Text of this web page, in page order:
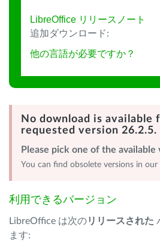
LibreOffice リリースノート
追加ダウンロード:
他の言語が必要ですか？
No download is available
requested version 26.2.5.
Please pick one of the available
You can find obsolete versions in our
利用できるバージョン
LibreOffice は次のリリースされた
ます: